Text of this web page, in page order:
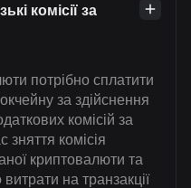
комісії за
потрібно сплатити
за здійснення
комісій за
зняття комісія
криптовалюти та
на транзакції